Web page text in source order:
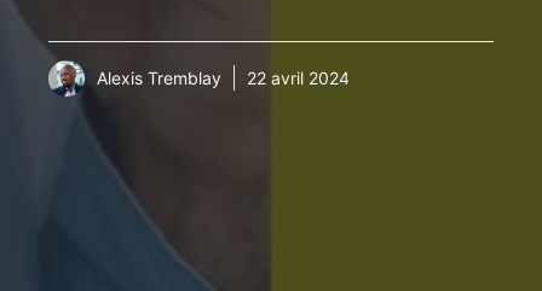
Alexis Tremblay 22 avril 2024